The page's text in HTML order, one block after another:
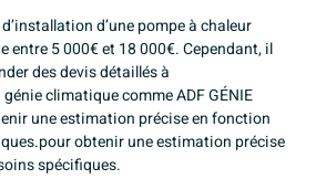
d’une pompe à chaleur
entre 5 000€ et 18 000€. Cependant, il
des devis détaillés à
climatique comme ADF GÉNIE
une estimation précise en fonction
obtenir une estimation précise
spécifiques.